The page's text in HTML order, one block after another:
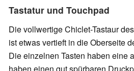
Tastatur und Touchpad
Die vollwertige Chiclet-Tastaur
ist etwas vertieft in die Oberseite
Die einzelnen Tasten haben eine